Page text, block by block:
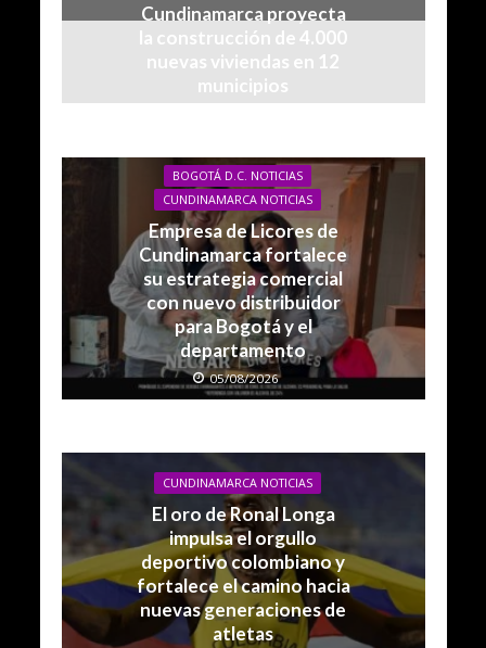
Cundinamarca proyecta
la construcción de 4.000
nuevas viviendas en 12
municipios
BOGOTÁ D.C. NOTICIAS
CUNDINAMARCA NOTICIAS
Empresa de Licores de
Cundinamarca fortalece
su estrategia comercial
con nuevo distribuidor
para Bogotá y el
departamento
05/08/2026
CUNDINAMARCA NOTICIAS
El oro de Ronal Longa
impulsa el orgullo
deportivo colombiano y
fortalece el camino hacia
nuevas generaciones de
atletas